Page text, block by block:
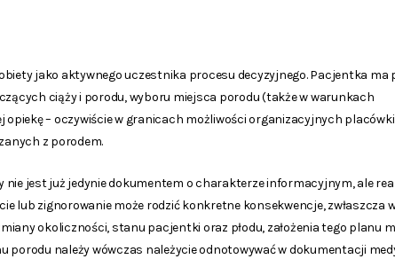
jako aktywnego uczestnika procesu decyzyjnego. Pacjentka ma
ciąży i porodu, wyboru miejsca porodu (także w warunkach
– oczywiście w granicach możliwości organizacyjnych placówki
z porodem.
jest już jedynie dokumentem o charakterze informacyjnym, ale
lub zignorowanie może rodzić konkretne konsekwencje, zwłaszcza
okoliczności, stanu pacjentki oraz płodu, założenia tego planu
porodu należy wówczas należycie odnotowywać w dokumentacji